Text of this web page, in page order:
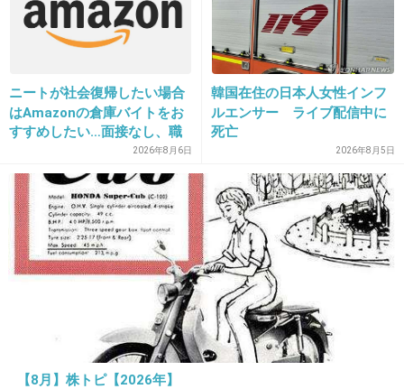
キムタクは人気だったけど、キャラも濃かった
から、この人達が気を遣ってる姿が優しくてい
い人達だなってずっと思ってた！3人でもずっ
と活躍できて凄い
2件の返信
+130 -35
2025/11/30(日) 23:12:59
>>14
ニートが社会復帰したい場合
はAmazonの倉庫バイトをお
すすめしたい…面接なし、職
場は綺麗、ドリンクバー無料
→賛否両論、場所によって全
然違う「コンビニバイトの方
がマシ」との声も
2026年8月6日
韓国在住の日本人女性インフ
ルエンサー ライブ配信中に
死亡
2026年8月5日
【8月】株トピ【2026年】